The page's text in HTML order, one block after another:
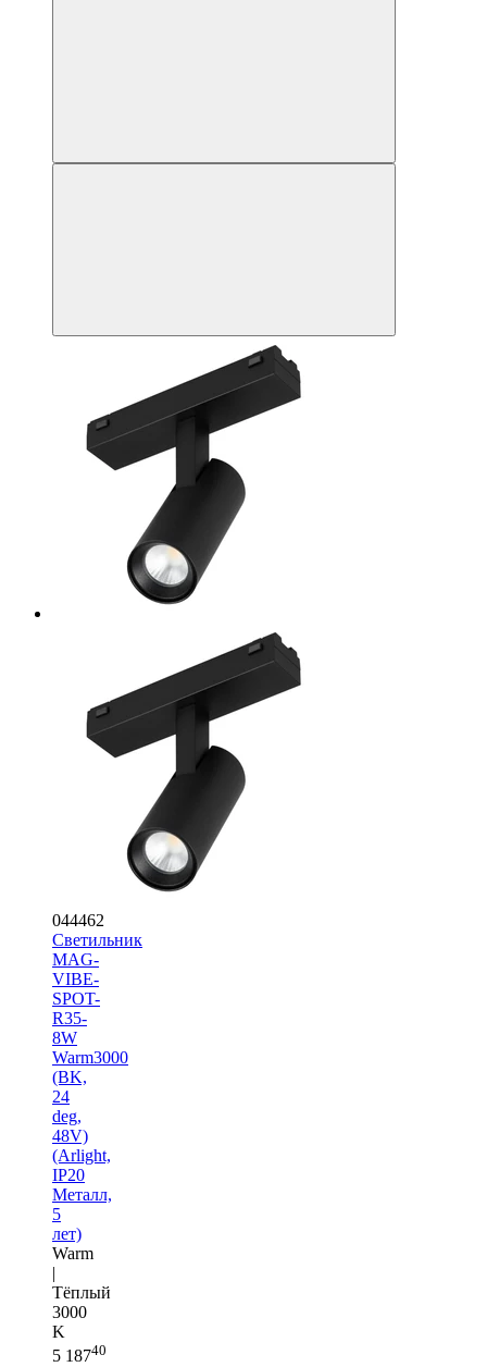
044462
Светильник
MAG-
VIBE-
SPOT-
R35-
8W
Warm3000
(BK,
24
deg,
48V)
(Arlight,
IP20
Металл,
5
лет)
Warm
|
Тёплый
3000
K
5 18740